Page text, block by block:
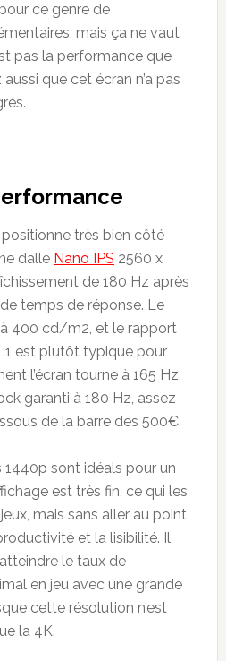
ce genre de
mais ça ne vaut
pas la performance que
que cet écran n’a pas
très bien côté
dalle Nano IPS 2560 x
de 180 Hz après
temps de réponse. Le
400 cd/m2, et le rapport
est plutôt typique pour
l’écran tourne à 165 Hz,
garanti à 180 Hz, assez
de la barre des 500€.
1440p sont idéals pour un
est très fin, ce qui les
mais sans aller au point
et la lisibilité. Il
le taux de
en jeu avec une grande
cette résolution n’est
la 4K.